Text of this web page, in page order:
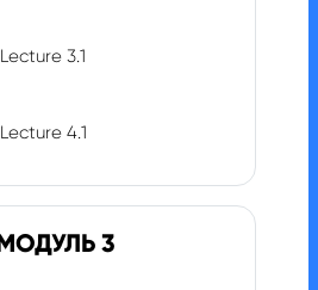
Lecture 3.1
Lecture 4.1
3